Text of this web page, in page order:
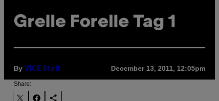
Grelle Forelle Tag 1
By VICE Staff December 13, 2011, 12:05pm
Share: